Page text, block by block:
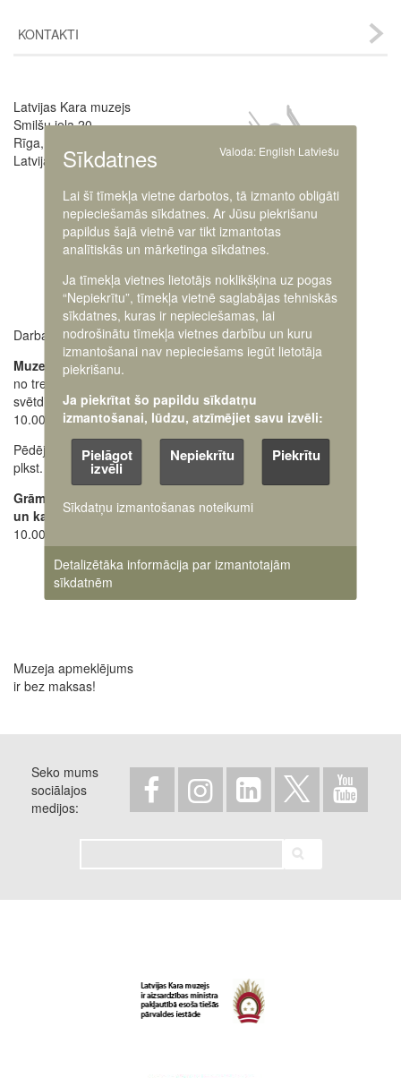
KONTAKTI
Latvijas Kara muzejs
Smilšu iela 20
Rīga, LV-1050,
Latvija
Darba laiki:
Muzejs atvērts:
no trešdienas līdz
svētdienai
10.00 - 18.00
Pēdējos apmeklētājus ielaiž
plkst. 17.30
Grāmatu tirdzniecības
un kases darba laiks:
10.00 - 17.45
Muzeja administrācija
+371 63616238
+37128662648
pasts@karamuzejs.lv
Raksti mums uz e-adresi
Muzeja apmeklējums
ir bez maksas!
Seko mums
sociālajos
medijos
Sīkdatnes Valoda: English Latviešu
Lai šī tīmekļa vietne darbotos, tā izmanto obligāti
nepieciešamās sīkdatnes. Ar Jūsu piekrišanu
papildus šajā vietnē var tikt izmantotas
analītiskās un mārketinga sīkdatnes.
Ja tīmekļa vietnes lietotājs noklikšķina uz pogas
“Nepiekrītu”, tīmekļa vietnē saglabājas tehniskās
sīkdatnes, kuras ir nepieciešamas, lai
nodrošinātu tīmekļa vietnes darbību un kuru
izmantošanai nav nepieciešams iegūt lietotāja
piekrišanu.
Ja piekrītat šo papildu sīkdatņu
izmantošanai, lūdzu, atzīmējiet savu izvēli:
Pielāgot
izvēli
Nepiekrītu Piekrītu
Sīkdatņu izmantošanas noteikumi
Detalizētāka informācija par izmantotajām
sīkdatnēm